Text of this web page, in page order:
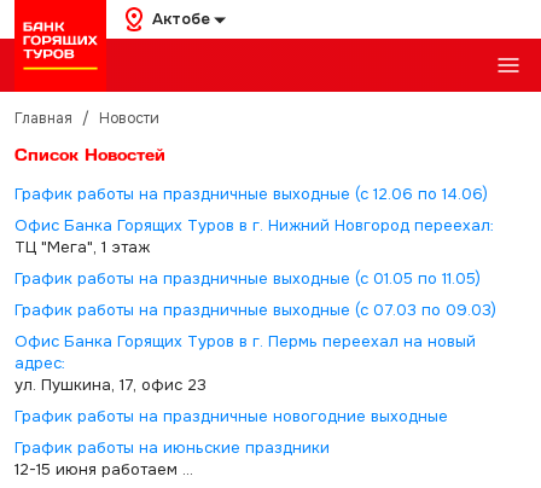
Актобе
Главная / Новости
Список Новостей
График работы на праздничные выходные (с 12.06 по 14.06)
Офис Банка Горящих Туров в г. Нижний Новгород переехал:
ТЦ "Мега", 1 этаж
График работы на праздничные выходные (с 01.05 по 11.05)
График работы на праздничные выходные (с 07.03 по 09.03)
Офис Банка Горящих Туров в г. Пермь переехал на новый
адрес:
ул. Пушкина, 17, офис 23
График работы на праздничные новогодние выходные
График работы на июньские праздники
12-15 июня работаем ...